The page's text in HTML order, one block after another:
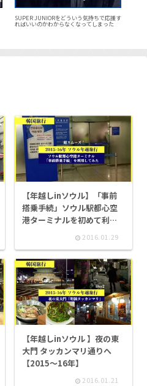
SUPER JUNIORをどういう気持ちで応援す
ればいいのかわからなくなってしまった
【年越しinソウル】「事前
搭乗手続」ソウル駅都心空
港ターミナルを初めて利用
してみた【2015～16年】
2016.01.29
【年越しinソウル 】夜の東
大門 タッカンマリ通りへ
【2015～16年】
2016.01.21